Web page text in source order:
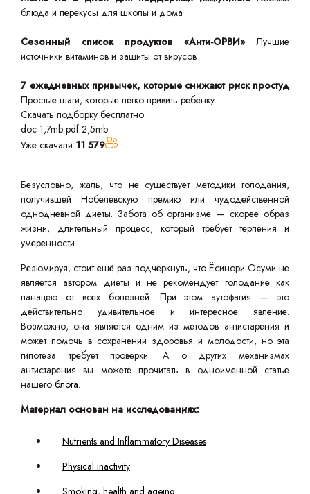
блюда и перекусы для школы и дома
Сезонный список продуктов «Анти-ОРВИ»
Лучшие
источники витаминов и защиты от вирусов
7 ежедневных привычек, которые снижают риск простуд
Простые шаги, которые легко привить ребенку
Скачать подборку бесплатно
doc 1,7mb pdf 2,5mb
Уже скачали 11 579
Безусловно, жаль, что не существует методики голодания,
получившей Нобелевскую премию или чудодейственной
однодневной диеты. Забота об организме — скорее образ
жизни, длительный процесс, который требует терпения и
умеренности.
Резюмируя, стоит ещё раз подчеркнуть, что Ёсинори Осуми не
является автором диеты и не рекомендует голодание как
панацею от всех болезней. При этом аутофагия — это
действительно удивительное и интересное явление.
Возможно, она является одним из методов антистарения и
может помочь в сохранении здоровья и молодости, но эта
гипотеза требует проверки. А о других механизмах
антистарения вы можете прочитать в одноименной статье
нашего блога.
Материал основан на исследованиях:
Nutrients and Inflammatory Diseases
Physical inactivity
Smoking, health and ageing